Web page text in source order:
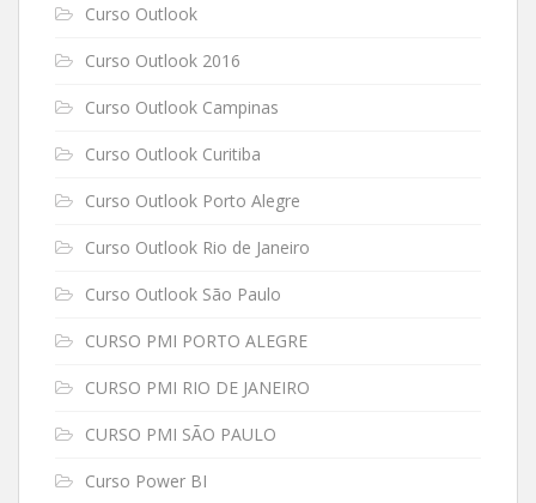
Curso Outlook
Curso Outlook 2016
Curso Outlook Campinas
Curso Outlook Curitiba
Curso Outlook Porto Alegre
Curso Outlook Rio de Janeiro
Curso Outlook São Paulo
CURSO PMI PORTO ALEGRE
CURSO PMI RIO DE JANEIRO
CURSO PMI SÃO PAULO
Curso Power BI